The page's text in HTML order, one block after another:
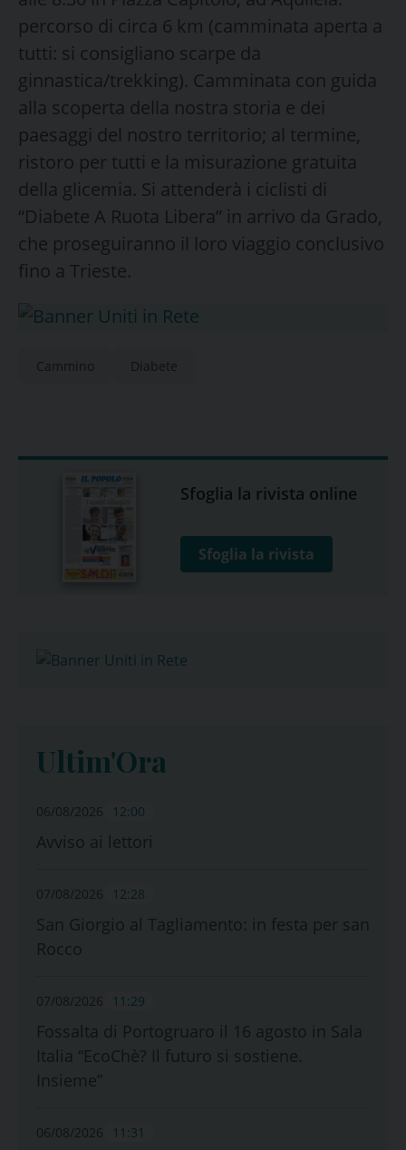
percorso di circa 6 km (camminata aperta a
tutti: si consigliano scarpe da
ginnastica/trekking). Camminata con guida
alla scoperta della nostra storia e dei
paesaggi del nostro territorio; al termine,
ristoro per tutti e la misurazione gratuita
della glicemia. Si attenderà i ciclisti di
“Diabete A Ruota Libera” in arrivo da Grado,
che proseguiranno il loro viaggio conclusivo
fino a Trieste.
Cammino Diabete
Sfoglia la rivista online
Sfoglia la rivista
Ultim'Ora
06/08/2026 12:00
Avviso ai lettori
07/08/2026 12:28
San Giorgio al Tagliamento: in festa per san
Rocco
07/08/2026 11:29
Fossalta di Portogruaro il 16 agosto in Sala
Italia “EcoChè? Il futuro si sostiene.
Insieme”
06/08/2026 11:31